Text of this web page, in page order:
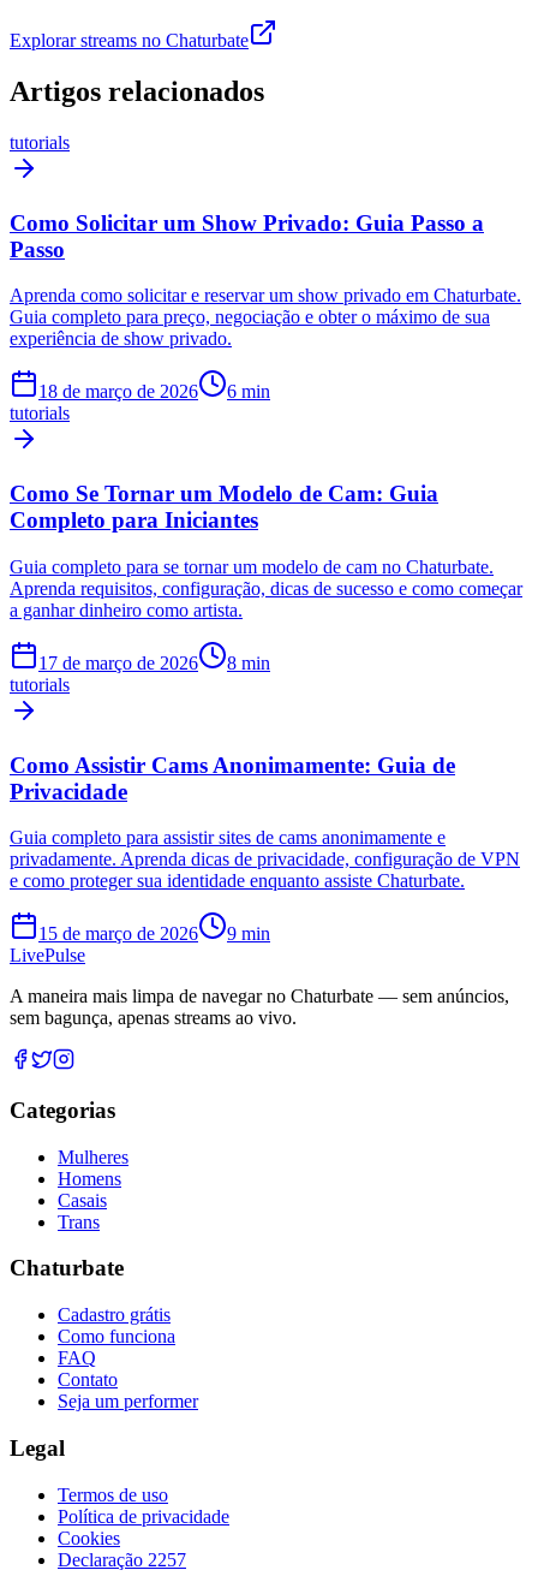
Explorar streams no Chaturbate
Artigos relacionados
tutorials
Como Solicitar um Show Privado: Guia Passo a
Passo
Aprenda como solicitar e reservar um show privado em Chaturbate.
Guia completo para preço, negociação e obter o máximo de sua
experiência de show privado.
18 de março de 2026 6 min
tutorials
Como Se Tornar um Modelo de Cam: Guia
Completo para Iniciantes
Guia completo para se tornar um modelo de cam no Chaturbate.
Aprenda requisitos, configuração, dicas de sucesso e como começar
a ganhar dinheiro como artista.
17 de março de 2026 8 min
tutorials
Como Assistir Cams Anonimamente: Guia de
Privacidade
Guia completo para assistir sites de cams anonimamente e
privadamente. Aprenda dicas de privacidade, configuração de VPN
e como proteger sua identidade enquanto assiste Chaturbate.
15 de março de 2026 9 min
LivePulse
A maneira mais limpa de navegar no Chaturbate — sem anúncios,
sem bagunça, apenas streams ao vivo.
Categorias
Mulheres
Homens
Casais
Trans
Chaturbate
Cadastro grátis
Como funciona
FAQ
Contato
Seja um performer
Legal
Termos de uso
Política de privacidade
Cookies
Declaração 2257